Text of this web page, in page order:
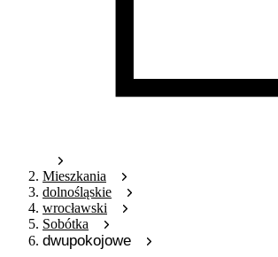
Mieszkania
dolnośląskie
wrocławski
Sobótka
dwupokojowe